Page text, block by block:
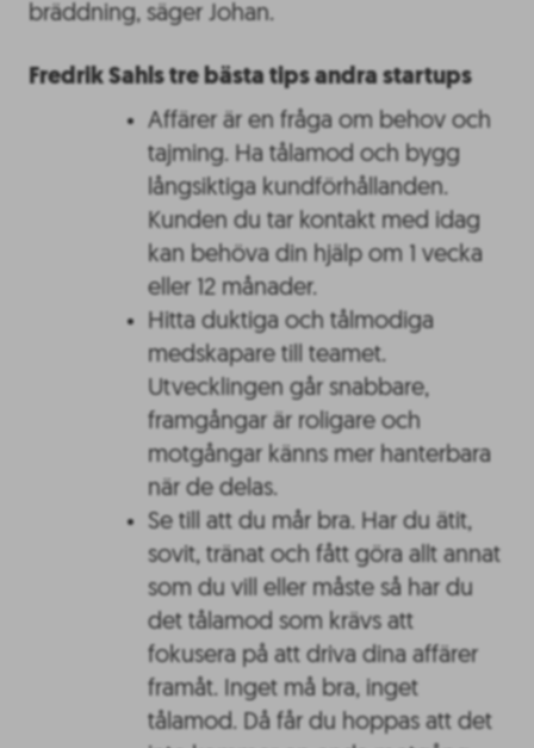
bräddning, säger Johan.
Fredrik Sahls tre bästa tips andra startups
Affärer är en fråga om behov och
tajming. Ha tålamod och bygg
långsiktiga kundförhållanden.
Kunden du tar kontakt med idag
kan behöva din hjälp om 1 vecka
eller 12 månader.
Hitta duktiga och tålmodiga
medskapare till teamet.
Utvecklingen går snabbare,
framgångar är roligare och
motgångar känns mer hanterbara
när de delas.
Se till att du mår bra. Har du ätit,
sovit, tränat och fått göra allt annat
som du vill eller måste så har du
det tålamod som krävs att
fokusera på att driva dina affärer
framåt. Inget må bra, inget
tålamod. Då får du hoppas att det